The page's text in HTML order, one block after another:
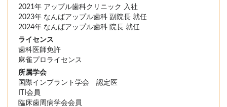
2021年 アップル歯科クリニック 入社
2023年 なんばアップル歯科 副院長 就任
2024年 なんばアップル歯科 院長 就任
ライセンス
歯科医師免許
麻雀プロライセンス
所属学会
国際インプラント学会 認定医
ITI会員
臨床歯周病学会会員